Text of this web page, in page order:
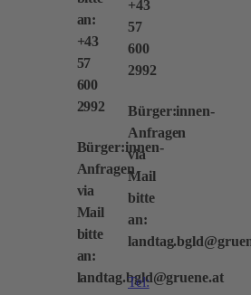
an:
+43
57
600
2992
Bürger:innen-
Anfragen
via
Mail
bitte
an:
landtag.bgld@gruene.at
+43
57
600
2992
Bürger:innen-
Anfragen
via
Mail
bitte
an:
Tel: